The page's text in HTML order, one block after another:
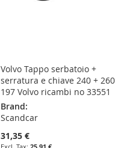
Volvo Tappo serbatoio +
serratura e chiave 240 + 260
197 Volvo ricambi no 33551
Brand:
Scandcar
31,35 €